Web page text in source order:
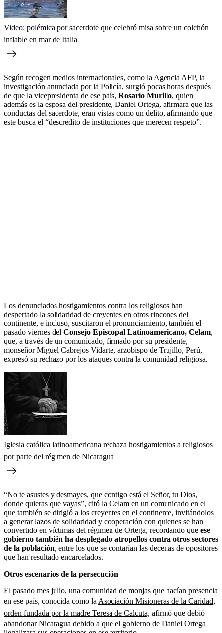
Video: polémica por sacerdote que celebró misa sobre un colchón
inflable en mar de Italia
Según recogen medios internacionales, como la Agencia AFP, la
investigación anunciada por la Policía, surgió pocas horas después
de que la vicepresidenta de ese país, Rosario Murillo, quien
además es la esposa del presidente, Daniel Ortega, afirmara que las
conductas del sacerdote, eran vistas como un delito, afirmando que
este busca el “descredito de instituciones que merecen respeto”.
Los denunciados hostigamientos contra los religiosos han
despertado la solidaridad de creyentes en otros rincones del
continente, e incluso, suscitaron el pronunciamiento, también el
pasado viernes del Consejo Episcopal Latinoamericano, Celam,
que, a través de un comunicado, firmado por su presidente,
monseñor Miguel Cabrejos Vidarte, arzobispo de Trujillo, Perú,
expresó su rechazo por los ataques contra la comunidad religiosa.
Iglesia católica latinoamericana rechaza hostigamientos a religiosos
por parte del régimen de Nicaragua
“No te asustes y desmayes, que contigo está el Señor, tu Dios,
donde quieras que vayas”, citó la Celam en un comunicado en el
que también se dirigió a los creyentes en el continente, invitándolos
a generar lazos de solidaridad y cooperación con quienes se han
convertido en víctimas del régimen de Ortega, recordando que ese
gobierno también ha desplegado atropellos contra otros sectores
de la población, entre los que se contarían las decenas de opositores
que han resultado encarcelados.
Otros escenarios de la persecución
El pasado mes julio, una comunidad de monjas que hacían presencia
en ese país, conocida como la Asociación Misioneras de la Caridad,
orden fundada por la madre Teresa de Calcuta, afirmó que debió
abandonar Nicaragua debido a que el gobierno de Daniel Ortega